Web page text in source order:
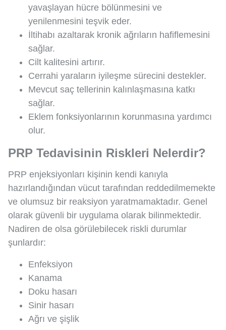
yavaşlayan hücre bölünmesini ve
yenilenmesini teşvik eder.
İltihabı azaltarak kronik ağrıların hafiflemesini
sağlar.
Cilt kalitesini artırır.
Cerrahi yaraların iyileşme sürecini destekler.
Mevcut saç tellerinin kalınlaşmasına katkı
sağlar.
Eklem fonksiyonlarının korunmasına yardımcı
olur.
PRP Tedavisinin Riskleri Nelerdir?
PRP enjeksiyonları kişinin kendi kanıyla
hazırlandığından vücut tarafından reddedilmemekte
ve olumsuz bir reaksiyon yaratmamaktadır. Genel
olarak güvenli bir uygulama olarak bilinmektedir.
Nadiren de olsa görülebilecek riskli durumlar
şunlardır:
Enfeksiyon
Kanama
Doku hasarı
Sinir hasarı
Ağrı ve şişlik